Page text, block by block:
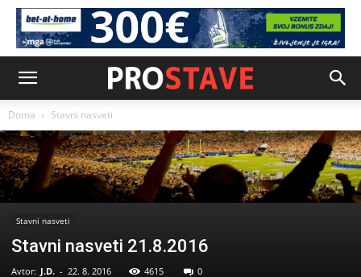
Doma Stavni nasveti
Stavni nasveti
Stavni nasveti 21.8.2016
Avtor: J.D. - 22. 8. 2016 4615 0